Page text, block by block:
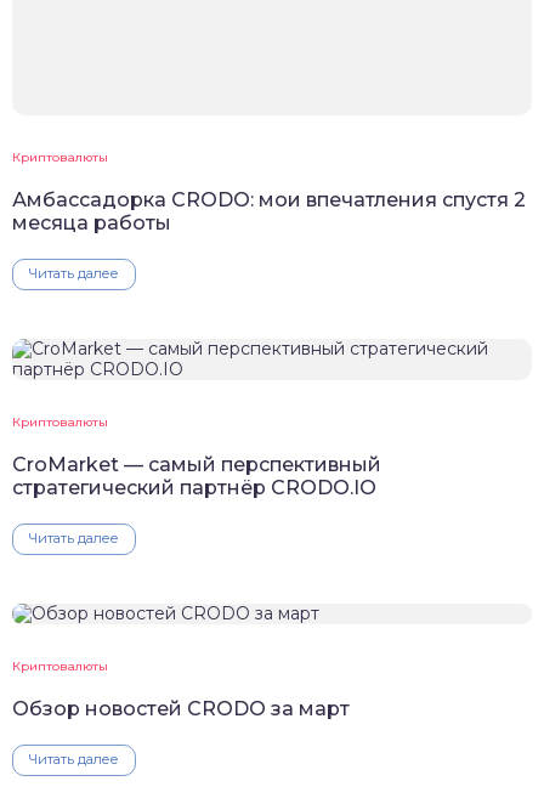
Криптовалюты
Амбассадорка CRODO: мои впечатления спустя 2
месяца работы
Читать далее
Криптовалюты
CroMarket — самый перспективный
стратегический партнёр CRODO.IO
Читать далее
Криптовалюты
Обзор новостей CRODO за март
Читать далее